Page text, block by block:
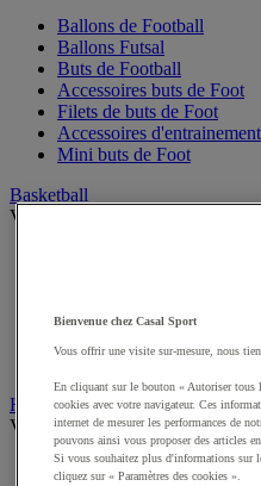
Ballons de Football
Ballons Futsal
Buts de Football
Accessoires buts de Foot
Filets de buts de Foot
Accessoires
Mini buts de Foot
Basketball
Voir tous les produits
Panneaux de Basket
Accessoires terrain de
Paniers de Basket, buts de
Handball
Voir tous les produits
Ballons de Handball
Bienvenue chez Casal Sport
Vous offrir une visite sur-mesure, nous
En cliquant sur le bouton « Autoriser tous
cookies avec votre navigateur. Ces
internet de mesurer les performances de
pouvons ainsi vous proposer des articles
Si vous souhaitez plus d'informations sur
cliquez sur « Paramètres des cookies ».